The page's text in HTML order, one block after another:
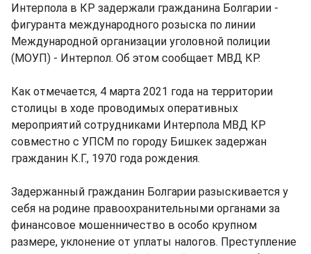
Интерпола в КР задержали гражданина Болгарии -
фигуранта международного розыска по линии
Международной организации уголовной полиции
(МОУП) - Интерпол. Об этом сообщает МВД КР.
Как отмечается, 4 марта 2021 года на территории
столицы в ходе проводимых оперативных
мероприятий сотрудниками Интерпола МВД КР
совместно с УПСМ по городу Бишкек задержан
гражданин К.Г., 1970 года рождения.
Задержанный гражданин Болгарии разыскивается у
себя на родине правоохранительными органами за
финансовое мошенничество в особо крупном
размере, уклонение от уплаты налогов. Преступление